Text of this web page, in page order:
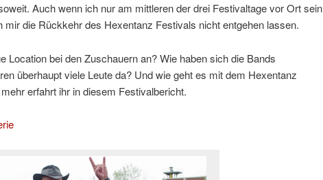
Auch wenn ich nur am mittleren der drei Festivaltage vor Ort sein
mir die Rückkehr des Hexentanz Festivals nicht entgehen lassen.
Location bei den Zuschauern an? Wie haben sich die Bands
überhaupt viele Leute da? Und wie geht es mit dem Hexentanz
erfahrt ihr in diesem Festivalbericht.